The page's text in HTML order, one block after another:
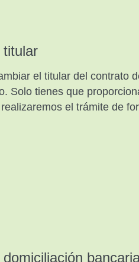
titular
el titular del contrato
Solo tienes que
el trámite de